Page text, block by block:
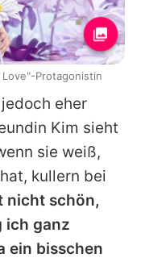
eher
Kim sieht
sie weiß,
kullern bei
nicht schön,
ich ganz
ein bisschen
Protagonistin